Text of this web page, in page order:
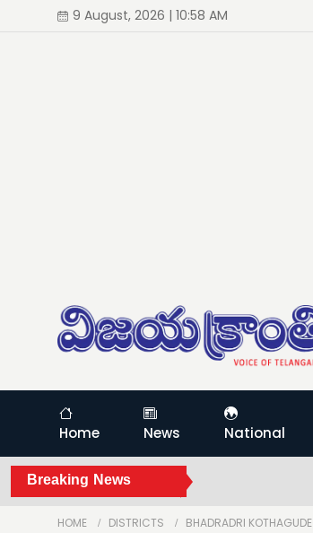
9 August, 2026 | 10:58 AM
Home News National
Breaking News
HOME DISTRICTS BHADRADRI KOTHAGUDE